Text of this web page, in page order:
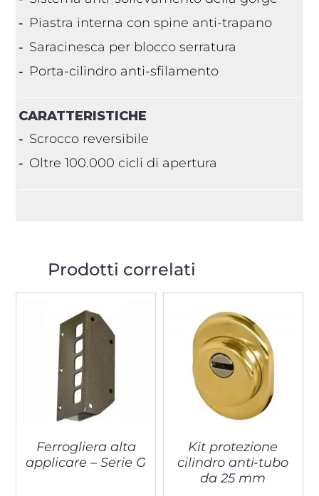
Piastra interna con spine anti-trapano
Saracinesca per blocco serratura
Porta-cilindro anti-sfilamento
CARATTERISTICHE
Scrocco reversibile
Oltre 100.000 cicli di apertura
Prodotti correlati
Ferrogliera alta
applicare – Serie G
Kit protezione
cilindro anti-tubo
da 25 mm